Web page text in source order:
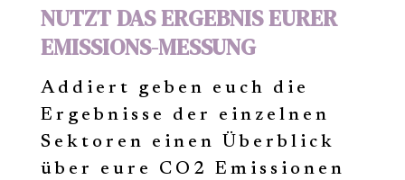
NUTZT DAS ERGEBNIS EURER
EMISSIONS-MESSUNG
Addiert geben euch die
Ergebnisse der einzelnen
Sektoren einen Überblick
über eure CO2 Emissionen